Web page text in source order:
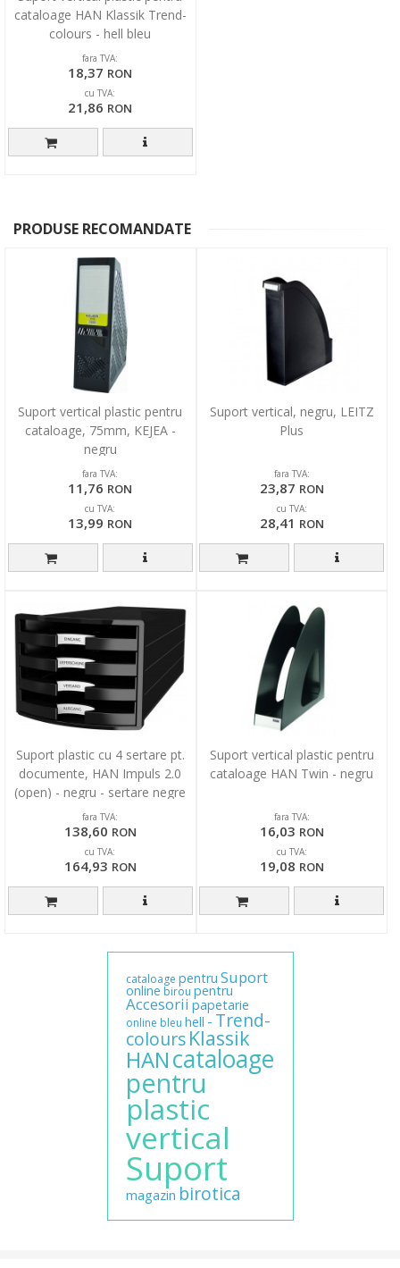
cataloage HAN Klassik Trend-
colours - hell bleu
fara TVA:
18,37 RON
cu TVA:
21,86 RON
PRODUSE RECOMANDATE
Suport vertical plastic pentru
cataloage, 75mm, KEJEA -
negru
fara TVA:
11,76 RON
cu TVA:
13,99 RON
Suport vertical, negru, LEITZ
Plus
fara TVA:
23,87 RON
cu TVA:
28,41 RON
Suport plastic cu 4 sertare pt.
documente, HAN Impuls 2.0
(open) - negru - sertare negre
fara TVA:
138,60 RON
cu TVA:
164,93 RON
Suport vertical plastic pentru
cataloage HAN Twin - negru
fara TVA:
16,03 RON
cu TVA:
19,08 RON
cataloage pentru Suport
online birou pentru
Accesorii papetarie
online bleu hell - Trend-
colours Klassik
HANcataloage
pentru
plastic
vertical
Suport
magazin birotica